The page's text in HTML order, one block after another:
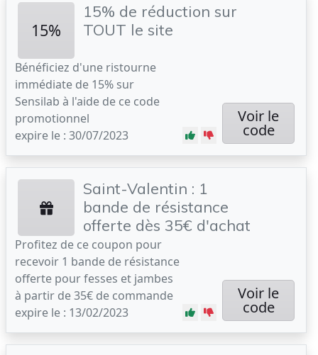
15%
15% de réduction sur
TOUT le site
Bénéficiez d'une ristourne
immédiate de 15% sur
Sensilab à l'aide de ce code
promotionnel
expire le : 30/07/2023
Voir le
code
Saint-Valentin : 1
bande de résistance
offerte dès 35€ d'achat
Profitez de ce coupon pour
recevoir 1 bande de résistance
offerte pour fesses et jambes
à partir de 35€ de commande
expire le : 13/02/2023
Voir le
code